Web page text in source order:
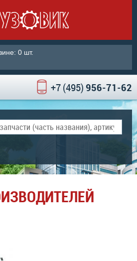
+7 (495)956-71-62
0 шт.